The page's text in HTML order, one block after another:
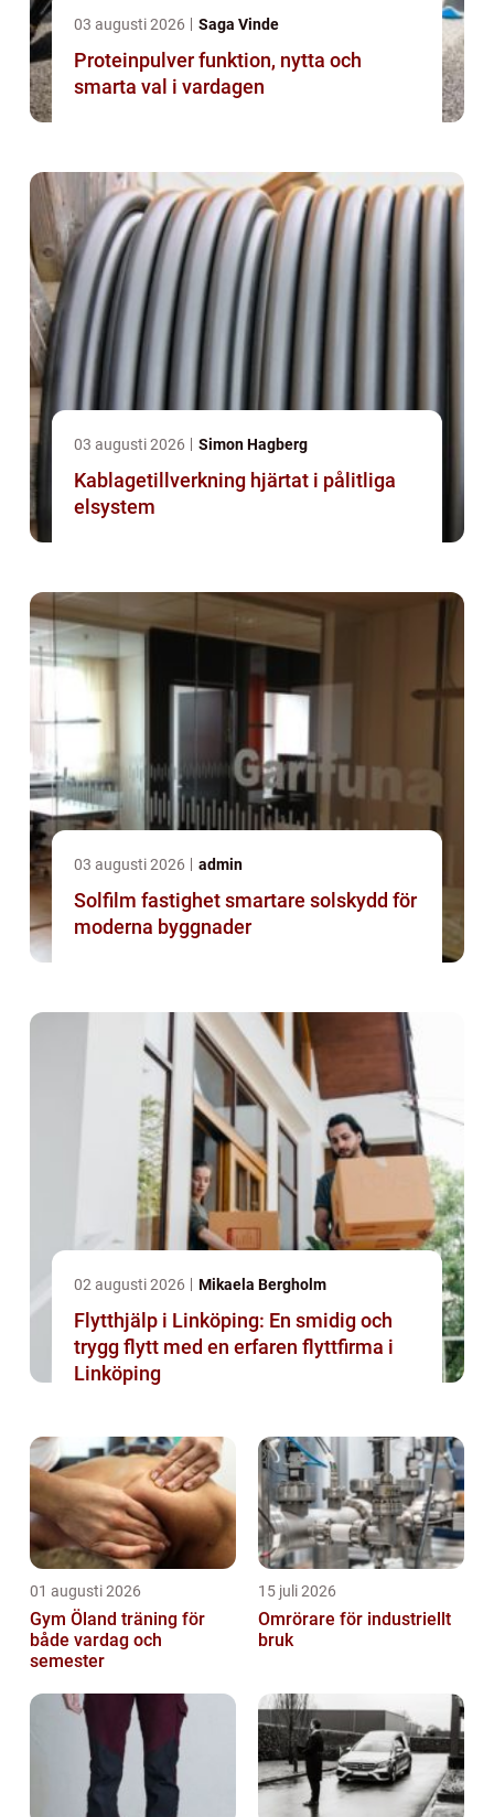
03 augusti 2026 Saga Vinde
Proteinpulver funktion, nytta och
smarta val i vardagen
03 augusti 2026 Simon Hagberg
Kablagetillverkning hjärtat i pålitliga
elsystem
03 augusti 2026 admin
Solfilm fastighet smartare solskydd för
moderna byggnader
02 augusti 2026 Mikaela Bergholm
Flytthjälp i Linköping: En smidig och
trygg flytt med en erfaren flyttfirma i
Linköping
01 augusti 2026
Gym Öland träning för
både vardag och
semester
15 juli 2026
Omrörare för industriellt
bruk